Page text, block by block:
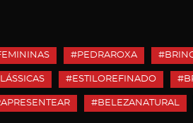
#PEDRAROXA
#ESTILOREFINADO
#BELEZANATURAL